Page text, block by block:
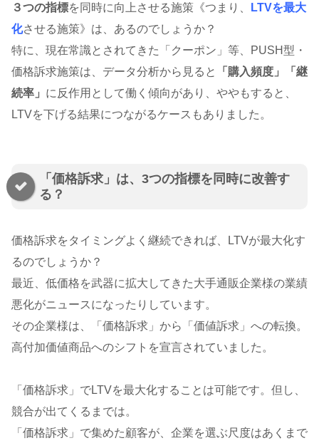
３つの指標を同時に向上させる施策《つまり、
LTVを最大
化させる施策》は、あるのでしょうか？
特に、現在常識とされてきた「クーポン」等、PUSH型・
価格訴求施策は、データ分析から見ると
「購入頻度」「継
続率」 に反作用として働く傾向があり、ややもすると、
LTVを下げる結果につながるケースもありました。
「価格訴求」は、3つの指標を同時に改善す
る？
価格訴求をタイミングよく継続できれば、LTVが最大化す
るのでしょうか？
最近、低価格を武器に拡大してきた大手通販企業様の業績
悪化がニュースになったりしています。
その企業様は、「価格訴求」から「価値訴求」への転換。
高付加価値商品へのシフトを宣言されていました。
「価格訴求」でLTVを最大化することは可能です。但し、
競合が出てくるまでは。
「価格訴求」で集めた顧客が、企業を選ぶ尺度はあくまで